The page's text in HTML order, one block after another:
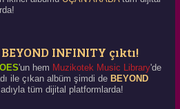
BEYOND INFINITY çıktı!
'un hem Muzikotek Music Library'de
ile çıkan albüm şimdi de BEYOND
tüm dijital platformlarda!